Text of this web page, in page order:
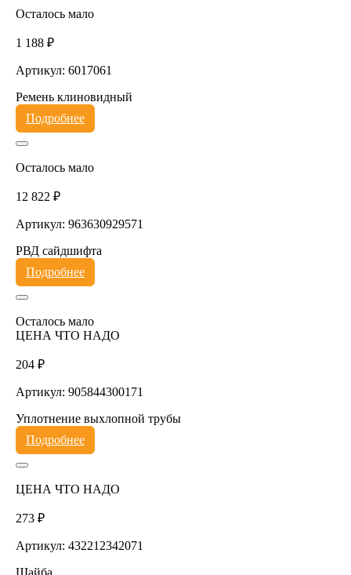
Осталось мало
1 188 ₽
Артикул: 6017061
Ремень клиновидный
Подробнее
Осталось мало
12 822 ₽
Артикул: 963630929571
РВД сайдшифта
Подробнее
Осталось мало
ЦЕНА ЧТО НАДО
204 ₽
Артикул: 905844300171
Уплотнение выхлопной трубы
Подробнее
ЦЕНА ЧТО НАДО
273 ₽
Артикул: 432212342071
Шайба